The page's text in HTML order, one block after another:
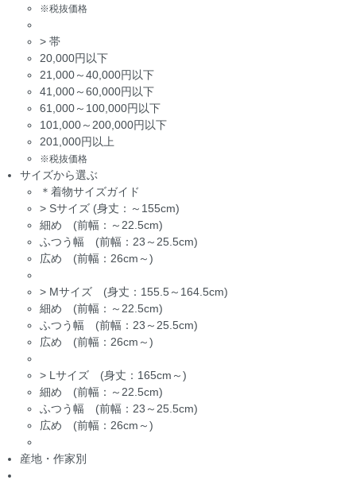
※税抜価格
> 帯
20,000円以下
21,000～40,000円以下
41,000～60,000円以下
61,000～100,000円以下
101,000～200,000円以下
201,000円以上
※税抜価格
サイズから選ぶ
＊着物サイズガイド
> Sサイズ (身丈：～155cm)
細め (前幅：～22.5cm)
ふつう幅 (前幅：23～25.5cm)
広め (前幅：26cm～)
> Mサイズ (身丈：155.5～164.5cm)
細め (前幅：～22.5cm)
ふつう幅 (前幅：23～25.5cm)
広め (前幅：26cm～)
> Lサイズ (身丈：165cm～)
細め (前幅：～22.5cm)
ふつう幅 (前幅：23～25.5cm)
広め (前幅：26cm～)
産地・作家別